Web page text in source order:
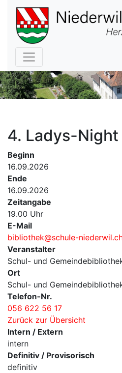
4. Ladys-Night
Beginn
16.09.2026
Ende
16.09.2026
Zeitangabe
19.00 Uhr
E-Mail
bibliothek@schule-
Veranstalter
Schul- und
Ort
Schul- und
Telefon-Nr.
056 622 56 17
Zurück zur Übersicht
Intern / Extern
intern
Definitiv / Provisorisch
definitiv